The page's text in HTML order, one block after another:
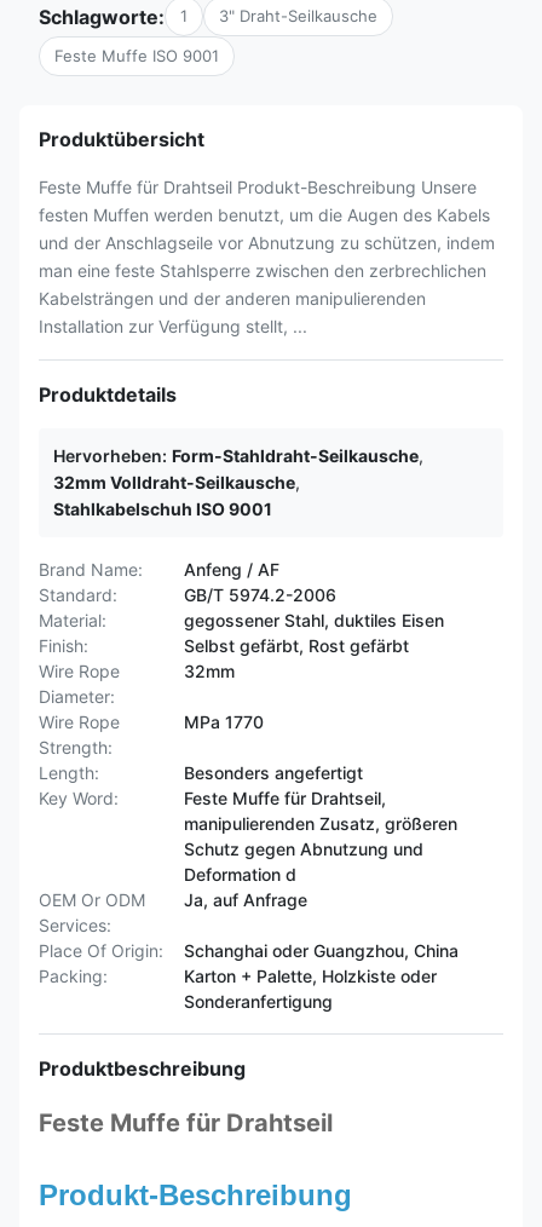
Schlagworte: 1 3" Draht-Seilkausche
Feste Muffe ISO 9001
Produktübersicht
Feste Muffe für Drahtseil Produkt-Beschreibung Unsere
festen Muffen werden benutzt, um die Augen des Kabels
und der Anschlagseile vor Abnutzung zu schützen, indem
man eine feste Stahlsperre zwischen den zerbrechlichen
Kabelsträngen und der anderen manipulierenden
Installation zur Verfügung stellt, ...
Produktdetails
Hervorheben: Form-Stahldraht-Seilkausche,
32mm Volldraht-Seilkausche,
Stahlkabelschuh ISO 9001
Brand Name:
Anfeng / AF
Standard:
GB/T 5974.2-2006
Material:
gegossener Stahl, duktiles Eisen
Finish:
Selbst gefärbt, Rost gefärbt
Wire Rope
Diameter:
32mm
Wire Rope
Strength:
MPa 1770
Length:
Besonders angefertigt
Key Word:
Feste Muffe für Drahtseil,
manipulierenden Zusatz, größeren
Schutz gegen Abnutzung und
Deformation d
OEM Or ODM
Services:
Ja, auf Anfrage
Place Of Origin:
Schanghai oder Guangzhou, China
Packing:
Karton + Palette, Holzkiste oder
Sonderanfertigung
Produktbeschreibung
Feste Muffe für Drahtseil
Produkt-Beschreibung